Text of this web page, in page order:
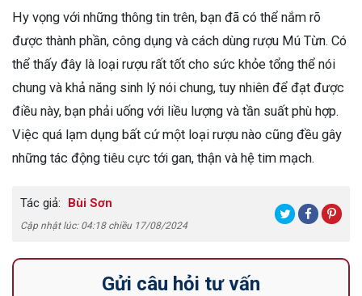
Hy vọng với những thông tin trên, bạn đã có thể nắm rõ
được thành phần, công dụng và cách dùng rượu Mú Từn. Có
thể thấy đây là loại rượu rất tốt cho sức khỏe tổng thể nói
chung và khả năng sinh lý nói chung, tuy nhiên để đạt được
điều này, bạn phải uống với liều lượng và tần suất phù hợp.
Việc quá lạm dụng bất cứ một loại rượu nào cũng đều gây
những tác động tiêu cực tới gan, thận và hệ tim mạch.
Tác giả: Bùi Sơn
Cập nhật lúc: 04:18 chiều 17/08/2024
Gửi câu hỏi tư vấn